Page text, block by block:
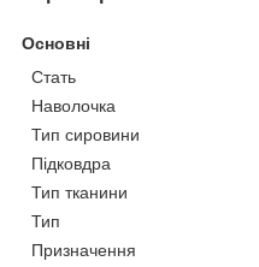
Основні
Стать
Наволочка
Тип сировини
Підковдра
Тип тканини
Тип
Призначення